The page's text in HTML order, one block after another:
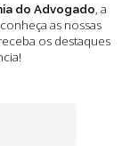
do Advogado, a
as nossas
os destaques